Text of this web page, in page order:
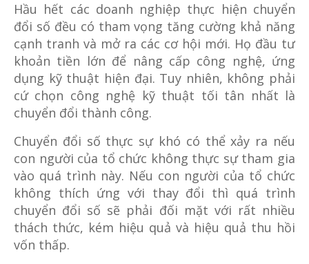
Hầu hết các doanh nghiệp thực hiện chuyển
đổi số đều có tham vọng tăng cường khả năng
cạnh tranh và mở ra các cơ hội mới. Họ đầu tư
khoản tiền lớn để nâng cấp công nghệ, ứng
dụng kỹ thuật hiện đại. Tuy nhiên, không phải
cứ chọn công nghệ kỹ thuật tối tân nhất là
chuyển đổi thành công.
Chuyển đổi số thực sự khó có thể xảy ra nếu
con người của tổ chức không thực sự tham gia
vào quá trình này. Nếu con người của tổ chức
không thích ứng với thay đổi thì quá trình
chuyển đổi số sẽ phải đối mặt với rất nhiều
thách thức, kém hiệu quả và hiệu quả thu hồi
vốn thấp.